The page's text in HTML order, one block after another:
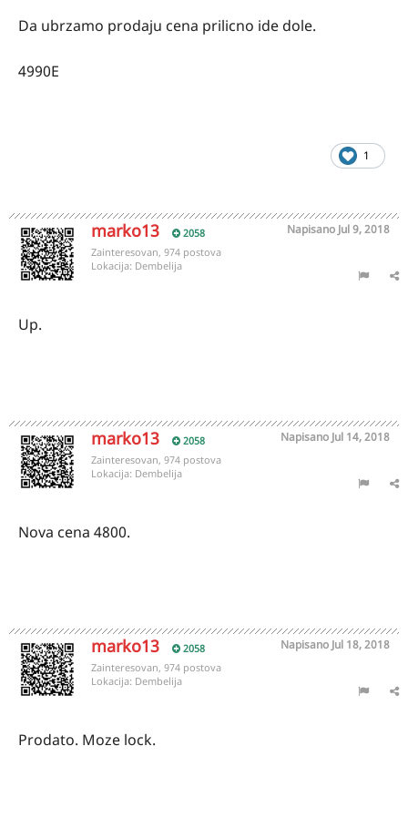
Da ubrzamo prodaju cena prilicno ide dole.
4990E
1
marko13 2058 Napisano Jul 9, 2018
Zainteresovan, 974 postova
Lokacija: Dembelija
Up.
marko13 2058 Napisano Jul 14, 2018
Zainteresovan, 974 postova
Lokacija: Dembelija
Nova cena 4800.
marko13 2058 Napisano Jul 18, 2018
Zainteresovan, 974 postova
Lokacija: Dembelija
Prodato. Moze lock.